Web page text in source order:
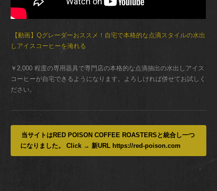
【動画】Qグレーダーおススメ！自宅で本格的な点滴スタイルの水出
しアイスコーヒーを淹れる
￥2,000 程度の専用器具で専門店の本格的な点滴抽出の水出しアイス
コーヒーが自宅できるようになります。よろしければ併せてお試しく
ださい。
当サイトはRED POISON COFFEE ROASTERSと統合し一つ
になりました。 Click → 新URL https://red-poison.com